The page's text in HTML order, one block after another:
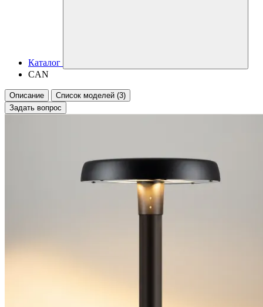
Каталог
CAN
Описание
Список моделей (3)
Задать вопрос